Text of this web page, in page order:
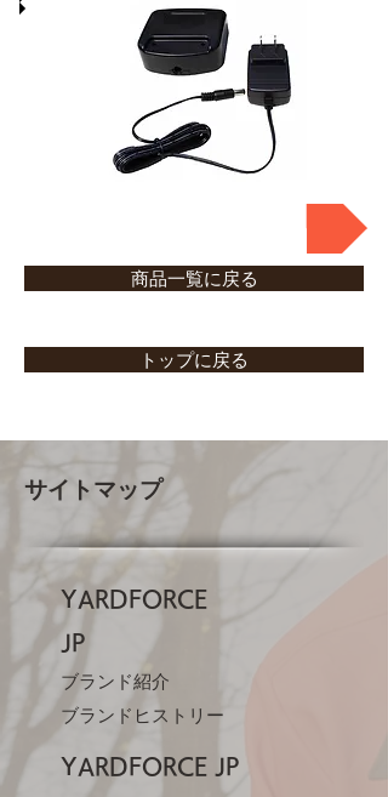
商品一覧に戻る
トップに戻る
サイトマップ
YARDFORCE
JP​
ブランド紹介
ブランドヒストリー
YARDFORCE JP​